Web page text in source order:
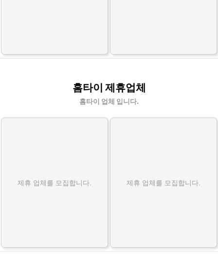
홈타이 제휴업체
홈타이 업체 입니다.
제휴 업체를 모집합니다. 제휴 업체를 모집합니다.